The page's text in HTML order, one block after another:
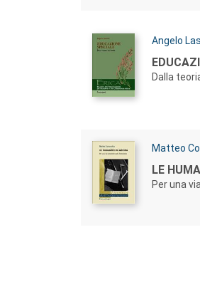
Autori:
Angelo
Titolo:
Dalla
Autori:
Matteo
Titolo:
LE
Per una